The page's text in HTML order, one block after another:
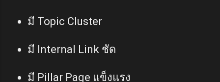
มี Topic Cluster
มี Internal Link ชัด
มี Pillar Page แข็งแรง